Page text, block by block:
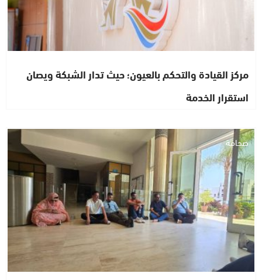
مركز القيادة والتحكم بالعيون؛ حيث تدار الشبكة ويصان
استقرار الخدمة
صحافة